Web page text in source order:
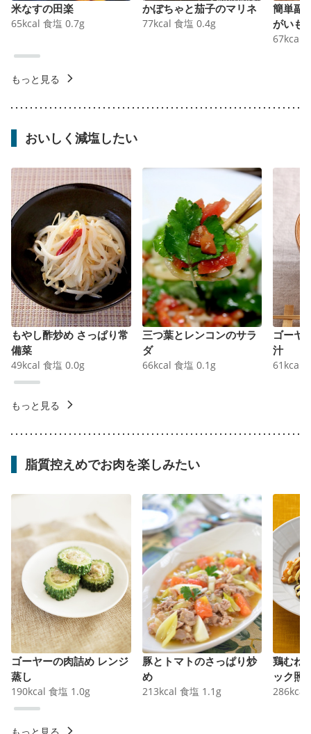
米なすの田楽
65kcal 食塩 0.7g
かぼちゃと茄子のマリネ
77kcal 食塩 0.4g
簡単副
がいも
67kcal
もっと見る
おいしく減塩したい
もやし酢炒め さっぱり常
備菜
49kcal 食塩 0.0g
三つ葉とレンコンのサラ
ダ
66kcal 食塩 0.1 g
ゴーヤ
汁
61 kcal
もっと見る
脂質控えめでお肉を楽しみたい
ゴーヤーの肉詰め レンジ
蒸し
190kcal 食塩 1.0g
豚とトマトのさっぱり炒
め
213kcal 食塩 1.1 g
鶏むね
ック照
286kcal
もっと見る